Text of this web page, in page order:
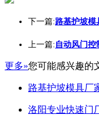
下一篇:路基护坡模
上一篇: 自动风门
更多»您可能感兴趣的
路基护坡模具厂
洛阳专业快速门